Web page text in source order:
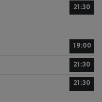
21:30
19:00
21:30
21:30